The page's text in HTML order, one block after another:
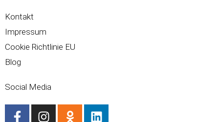
Kontakt
Impressum
Cookie Richtlinie EU
Blog
Social Media
F
I
O
L